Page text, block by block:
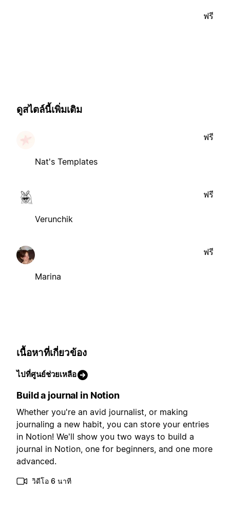
ฟรี
ดูสไตล์นี้เพิ่มเติม
Nat's Templates
ฟรี
Verunchik
ฟรี
Marina
ฟรี
เนื้อหาที่เกี่ยวข้อง
ไปที่ศูนย์ช่วยเหลือ
Build a journal in Notion
Whether you're an avid journalist, or making
journaling a new habit, you can store your entries
in Notion! We'll show you two ways to build a
journal in Notion, one for beginners, and one more
advanced.
วิดีโอ 6 นาที